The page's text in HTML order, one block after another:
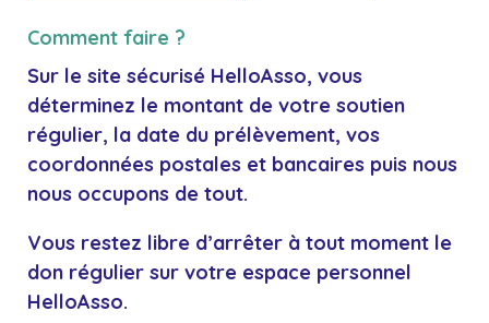
Comment faire ?
Sur le site sécurisé HelloAsso, vous
déterminez le montant de votre soutien
régulier, la date du prélèvement, vos
coordonnées postales et bancaires puis nous
nous occupons de tout.
Vous restez libre d’arrêter à tout moment le
don régulier sur votre espace personnel
HelloAsso.